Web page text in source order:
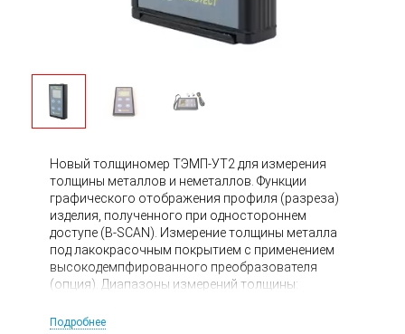
Новый толщиномер ТЭМП-УТ2 для измерения
толщины металлов и неметаллов. Функции
графического отображения профиля (разреза)
изделия, полученного при одностороннем
доступе (B-SCAN). Измерение толщины металла
под лакокрасочным покрытием с применением
высокодемпфированного преобразователя
(опция). Диапазоны измерений толщины:
результатов измерений. Толщиномер
Подробнее